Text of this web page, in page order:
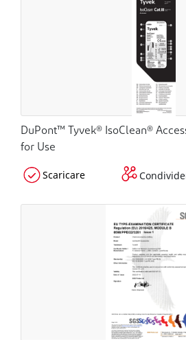
DuPont™ Tyvek® IsoClean®
for Use
Scaricare